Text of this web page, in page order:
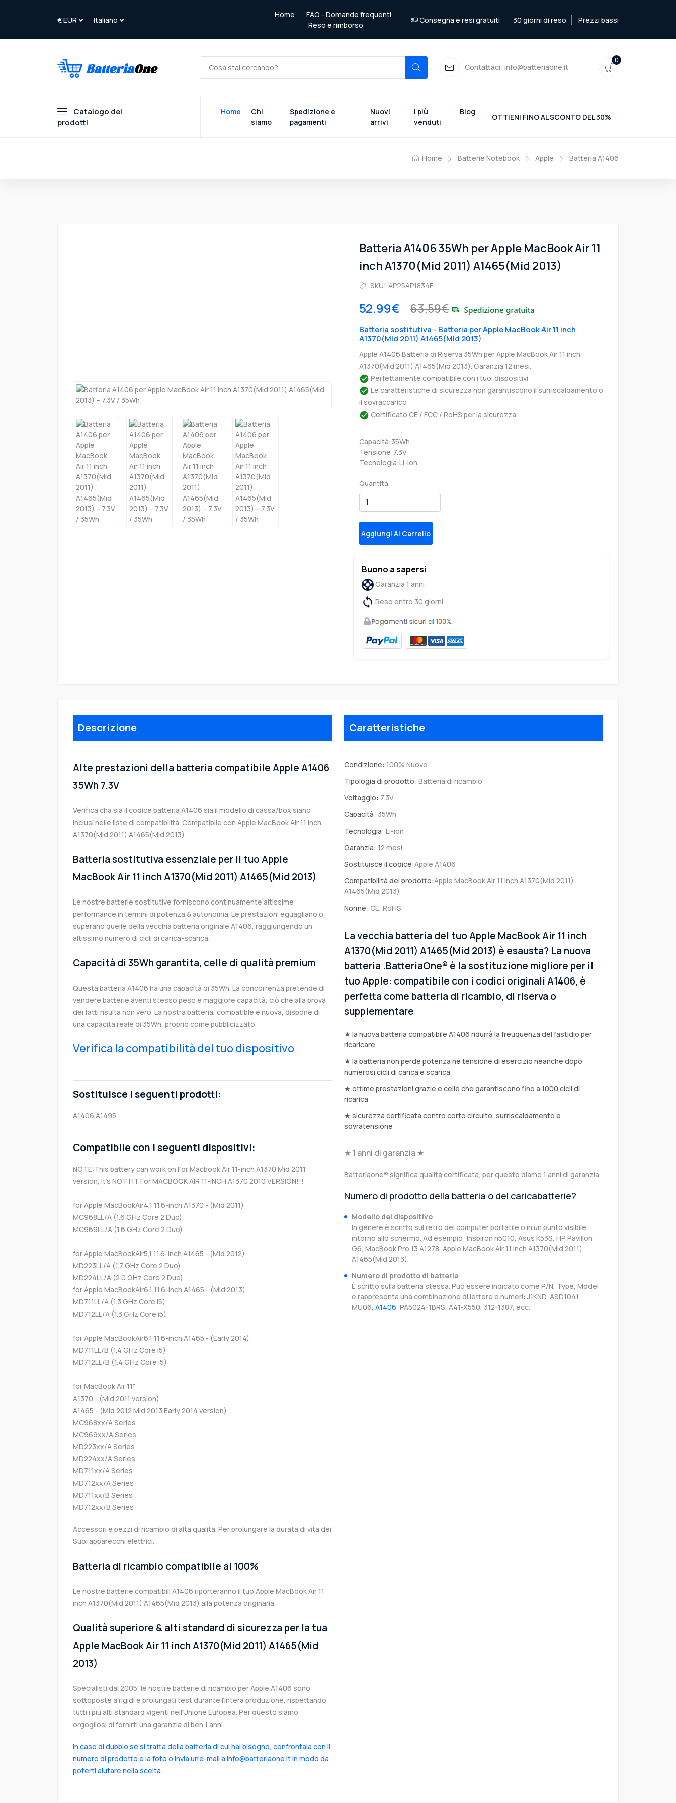
Home
FAQ - Domande frequenti
Reso e rimborso
Consegna e resi gratuiti 30 giorni di reso Prezzi bassi
Contattaci: info@batteriaone.it
0
Catalogo dei
prodotti
Home
Chi
siamo
Spedizione e
pagamenti
Nuovi
arrivi
I più
venduti
Blog
OTTIENI FINO AL SCONTO DEL 30%
Home Batterie Notebook Apple Batteria A1406
Batteria A1406 35Wh per Apple MacBook Air 11
inch A1370(Mid 2011) A1465(Mid 2013)
SKU: AP25AP1834E
52.99€ 63.59€
Batteria sostitutiva - Batteria per Apple MacBook Air 11 inch
A1370(Mid 2011) A1465(Mid 2013)
Apple A1406 Batteria di Riserva 35Wh per Apple MacBook Air 11 inch
A1370(Mid 2011) A1465(Mid 2013). Garanzia 12 mesi.
Perfettamente compatibile con i tuoi dispositivi
Le caratteristiche di sicurezza non garantiscono il surriscaldamento o
il sovraccarico
Certificato CE / FCC / RoHS per la sicurezza
Capacità:35Wh
Tensione:7.3V
Tecnologia:Li-ion
Quantità
Aggiungi Al Carrello
Buono a sapersi
Garanzia 1 anni
Reso entro 30 giorni
Descrizione
Alte prestazioni della batteria compatibile Apple A1406
35Wh 7.3V
Verifica cha sia il codice batteria A1406 sia il modello di cassa/box siano
inclusi nelle liste di compatibilità. Compatibile con Apple MacBook Air 11 inch
A1370(Mid 2011) A1465(Mid 2013)
Batteria sostitutiva essenziale per il tuo Apple
MacBook Air 11 inch A1370(Mid 2011) A1465(Mid 2013)
Le nostre batterie sostitutive forniscono continuamente altissime
performance in termini di potenza & autonomia. Le prestazioni eguagliano o
superano quelle della vecchia batteria originale A1406, raggiungendo un
altissimo numero di cicli di carica-scarica.
Capacità di 35Wh garantita, celle di qualità premium
Questa batteria A1406 ha una capacità di 35Wh. La concorrenza pretende di
vendere batterie aventi stesso peso e maggiore capacità, ciò che alla prova
dei fatti risulta non vero. La nostra batteria, compatible e nuova, dispone di
una capacità reale di 35Wh, proprio come pubblicizzato.
Verifica la compatibilità del tuo dispositivo
Sostituisce i seguenti prodotti:
A1406 A1495
Compatibile con i seguenti dispositivi:
NOTE:This battery can work on For Macbook Air 11-inch A1370 Mid 2011
version, It's NOT FIT For MACBOOK AIR 11-INCH A1370 2010 VERSION!!!
for Apple MacBookAir4,1 11.6-inch A1370 - (Mid 2011)
MC968LL/A (1.6 GHz Core 2 Duo)
MC969LL/A (1.6 GHz Core 2 Duo)
for Apple MacBookAir5,1 11.6-inch A1465 - (Mid 2012)
MD223LL/A (1.7 GHz Core 2 Duo)
MD224LL/A (2.0 GHz Core 2 Duo)
for Apple MacBookAir6,1 11.6-inch A1465 - (Mid 2013)
MD711LL/A (1.3 GHz Core i5)
MD712LL/A (1.3 GHz Core i5)
for Apple MacBookAir6,1 11.6-inch A1465 - (Early 2014)
MD711LL/B (1.4 GHz Core i5)
MD712LL/B (1.4 GHz Core i5)
for MacBook Air 11"
A1370 - (Mid 2011 version)
A1465 - (Mid 2012 Mid 2013 Early 2014 version)
MC968xx/A Series
MC969xx/A Series
MD223xx/A Series
MD224xx/A Series
MD711xx/A Series
MD712xx/A Series
MD711xx/B Series
MD712xx/B Series
Accessori e pezzi di ricambio di alta qualità. Per prolungare la durata di vita dei
Suoi apparecchi elettrici.
Batteria di ricambio compatibile al 100%
Le nostre batterie compatibili A1406 riporteranno il tuo Apple MacBook Air 11
inch A1370(Mid 2011) A1465(Mid 2013) alla potenza originaria.
Qualità superiore & alti standard di sicurezza per la tua
Apple MacBook Air 11 inch A1370(Mid 2011) A1465(Mid
2013)
Specialisti dal 2005, le nostre batterie di ricambio per Apple A1406 sono
sottoposte a rigidi e prolungati test durante l’intera produzione, rispettando
tutti i più alti standard vigenti nell’Unione Europea. Per questo siamo
orgogliosi di fornirti una garanzia di ben 1 anni.
In caso di dubbio se si tratta della batteria di cui hai bisogno, confrontala con il
numero di prodotto e la foto o invia un'e-mail a info@batteriaone.it in modo da
poterti aiutare nella scelta.
Caratteristiche
Condizione: 100% Nuovo
Tipologia di prodotto: Batteria di ricambio
Voltaggio: 7.3V
Capacità: 35Wh
Tecnologia: Li-ion
Garanzia: 12 mesi
Sostituisce il codice:Apple A1406
Compatibilità del prodotto:Apple MacBook Air 11 inch A1370(Mid 2011)
A1465(Mid 2013)
Norme: CE, RoHS
La vecchia batteria del tuo Apple MacBook Air 11 inch
A1370(Mid 2011) A1465(Mid 2013) è esausta? La nuova
batteria .BatteriaOne® è la sostituzione migliore per il
tuo Apple: compatibile con i codici originali A1406, è
perfetta come batteria di ricambio, di riserva o
supplementare
★ la nuova batteria compatibile A1406 ridurrà la freuquenza del fastidio per
ricaricare
★ la batteria non perde potenza né tensione di esercizio neanche dopo
numerosi cicli di carica e scarica
★ ottime prestazioni grazie e celle che garantiscono fino a 1000 cicli di
ricarica
★ sicurezza certificata contro corto circuito, surriscaldamento e
sovratensione
★ 1 anni di garanzia ★
Batteriaone® significa qualità certificata, per questo diamo 1 anni di garanzia
Numero di prodotto della batteria o del caricabatterie?
Modello del dispositivo
In genere è scritto sul retro del computer portatile o in un punto visibile
intorno allo schermo. Ad esempio: Inspiron n5010, Asus K53S, HP Pavilion
G6, MacBook Pro 13 A1278, Apple MacBook Air 11 inch A1370(Mid 2011)
A1465(Mid 2013).
Numero di prodotto di batteria
È scritto sulla batteria stessa. Può essere indicato come P/N, Type, Model
e rappresenta una combinazione di lettere e numeri: J1KND, ASD1041,
MU06, A1406, PA5024-1BRS, A41-X550, 312-1387, ecc.